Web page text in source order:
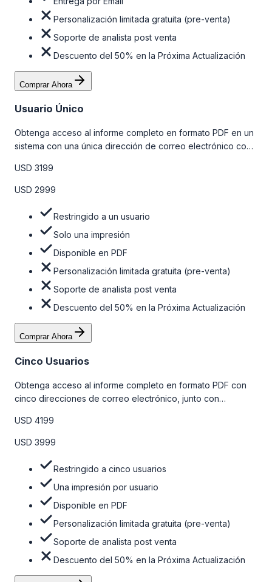
Personalización limitada gratuita (pre-venta)
Soporte de analista post venta
Descuento del 50% en la Próxima Actualización
Comprar Ahora
Usuario Único
Obtenga acceso al informe completo en formato PDF en un
sistema con una única dirección de correo electrónico con
la tabla de precios a continuación.
USD 3199
USD 2999
Restringido a un usuario
Solo una impresión
Disponible en PDF
Personalización limitada gratuita (pre-venta)
Soporte de analista post venta
Descuento del 50% en la Próxima Actualización
Comprar Ahora
Cinco Usuarios
Obtenga acceso al informe completo en formato PDF con
cinco direcciones de correo electrónico, junto con
venta y el soporte post-venta de nuestros analistas. Para
obtener más información, consulte la tabla de precios a
USD 4199
USD 3999
Restringido a cinco usuarios
Una impresión por usuario
Disponible en PDF
Personalización limitada gratuita (pre-venta)
Soporte de analista post venta
Descuento del 50% en la Próxima Actualización